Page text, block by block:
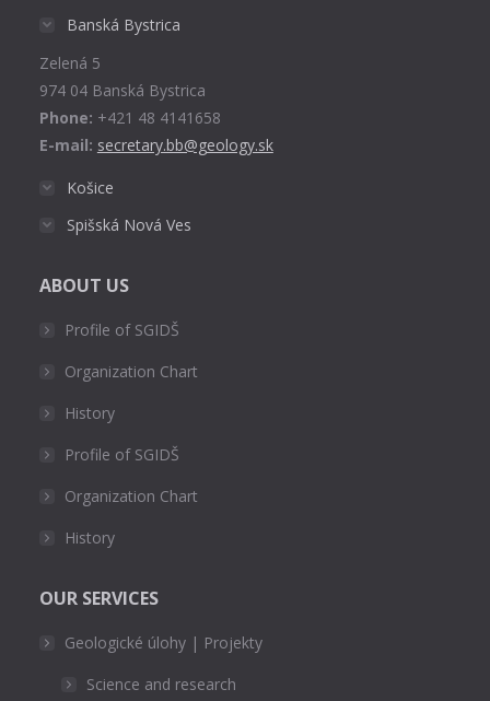
window
Banská Bystrica
Zelená 5
974 04 Banská Bystrica
Phone: +421 48 4141658
E-mail: secretary.bb@geology.sk
Košice
Spišská Nová Ves
ABOUT US
Profile of SGIDŠ
Organization Chart
History
Profile of SGIDŠ
Organization Chart
History
OUR SERVICES
Geologické úlohy | Projekty
Science and research